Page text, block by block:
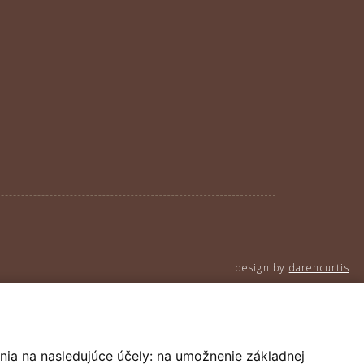
na nasledujúce účely: na umožnenie základnej
design by darencurtis